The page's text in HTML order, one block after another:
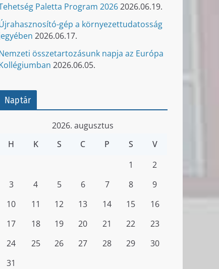
Paletta Program 20262026.06.19.
gép a környezettudatosság
2026.06.17.
összetartozásunk napja az Európa
2026.06.05.
Naptár
2026. augusztus
H
K S C P S V
1
2
3
4 5 6 7 8
9
10
11 12 13 14 15
16
17
18 19 20 21 22
23
24
25 26 27 28 29
30
31